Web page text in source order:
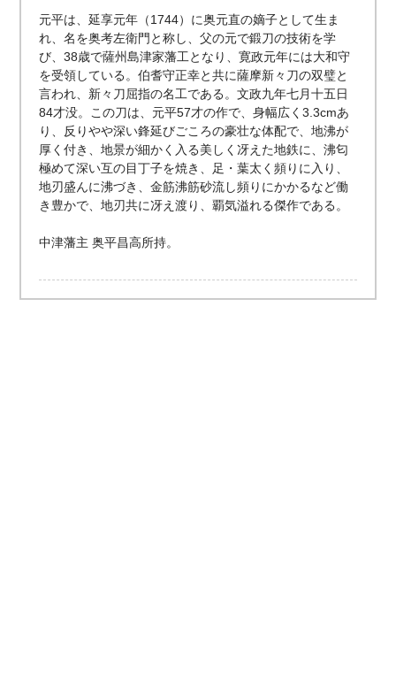
元平は、延享元年（1744）に奥元直の嫡子として生ま
れ、名を奥考左衛門と称し、父の元で鍛刀の技術を学
び、38歳で薩州島津家藩工となり、寛政元年には大和守
を受領している。伯耆守正幸と共に薩摩新々刀の双璧と
言われ、新々刀屈指の名工である。文政九年七月十五日
84才没。この刀は、元平57才の作で、身幅広く3.3cmあ
り、反りやや深い鋒延びごころの豪壮な体配で、地沸が
厚く付き、地景が細かく入る美しく冴えた地鉄に、沸匂
極めて深い互の目丁子を焼き、足・葉太く頻りに入り、
地刃盛んに沸づき、金筋沸筋砂流し頻りにかかるなど働
き豊かで、地刃共に冴え渡り、覇気溢れる傑作である。
中津藩主 奥平昌高所持。